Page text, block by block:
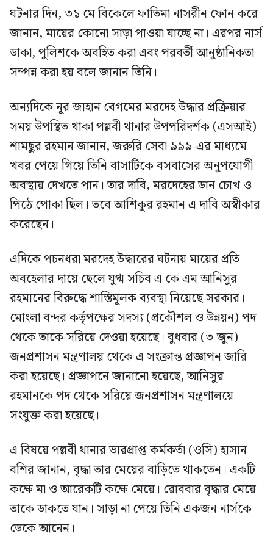
ঘটনার দিন, ৩১ মে বিকেলে ফাতিমা নাসরীন ফোন করে
জানান, মায়ের কোনো সাড়া পাওয়া যাচ্ছে না। এরপর নার্স
ডাকা, পুলিশকে অবহিত করা এবং পরবর্তী আনুষ্ঠানিকতা
সম্পন্ন করা হয় বলে জানান তিনি।
অন্যদিকে নূর জাহান বেগমের মরদেহ উদ্ধার প্রক্রিয়ার
সময় উপস্থিত থাকা পল্লবী থানার উপপরিদর্শক (এসআই)
শামছুর রহমান জানান, জরুরি সেবা ৯৯৯-এর মাধ্যমে
খবর পেয়ে গিয়ে তিনি বাসাটিকে বসবাসের অনুপযোগী
অবস্থায় দেখতে পান। তার দাবি, মরদেহের ডান চোখ ও
পিঠে পোকা ছিল। তবে আশিকুর রহমান এ দাবি অস্বীকার
করেছেন।
এদিকে পচনধরা মরদেহ উদ্ধারের ঘটনায় মায়ের প্রতি
অবহেলার দায়ে ছেলে যুগ্ম সচিব এ কে এম আনিসুর
রহমানের বিরুদ্ধে শাস্তিমূলক ব্যবস্থা নিয়েছে সরকার।
মোংলা বন্দর কর্তৃপক্ষের সদস্য (প্রকৌশল ও উন্নয়ন) পদ
থেকে তাকে সরিয়ে দেওয়া হয়েছে। বুধবার (৩ জুন)
জনপ্রশাসন মন্ত্রণালয় থেকে এ সংক্রান্ত প্রজ্ঞাপন জারি
করা হয়েছে। প্রজ্ঞাপনে জানানো হয়েছে, আনিসুর
রহমানকে পদ থেকে সরিয়ে জনপ্রশাসন মন্ত্রণালয়ে
সংযুক্ত করা হয়েছে।
এ বিষয়ে পল্লবী থানার ভারপ্রাপ্ত কর্মকর্তা (ওসি) হাসান
বশির জানান, বৃদ্ধা তার মেয়ের বাড়িতে থাকতেন। একটি
কক্ষে মা ও আরেকটি কক্ষে মেয়ে। রোববার বৃদ্ধার মেয়ে
তাকে ডাকতে যান। সাড়া না পেয়ে তিনি একজন নার্সকে
ডেকে আনেন।